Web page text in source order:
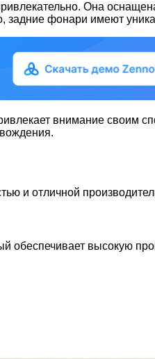
Она
задние фонари имеют
внимание своим
и отличной
высокую